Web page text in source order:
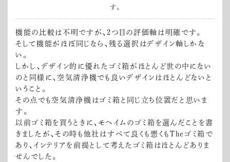
す。
機能の比較は不明ですが、2つ目の評価軸は明確です。
そして機能がほぼ同じなら、残る選択はデザイン軸しかな
い。
しかし、デザイン的に優れたゴミ箱がほとんど世の中にない
のと同様に、空気清浄機でも良いデザインはほとんどないと
いうこと。
その点でも空気清浄機はゴミ箱と同じ立ち位置だと思いま
す。
以前ゴミ箱を買うときに、モヘイムのゴミ箱を選んだことを書
きましたが、その時も他社はすべて良くも悪くもTheゴミ箱で
あり、インテリアを前提として考えたゴミ箱はほとんどありま
せんでした。